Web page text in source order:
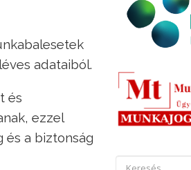
adataiból.
és
ezzel
és a biztonság